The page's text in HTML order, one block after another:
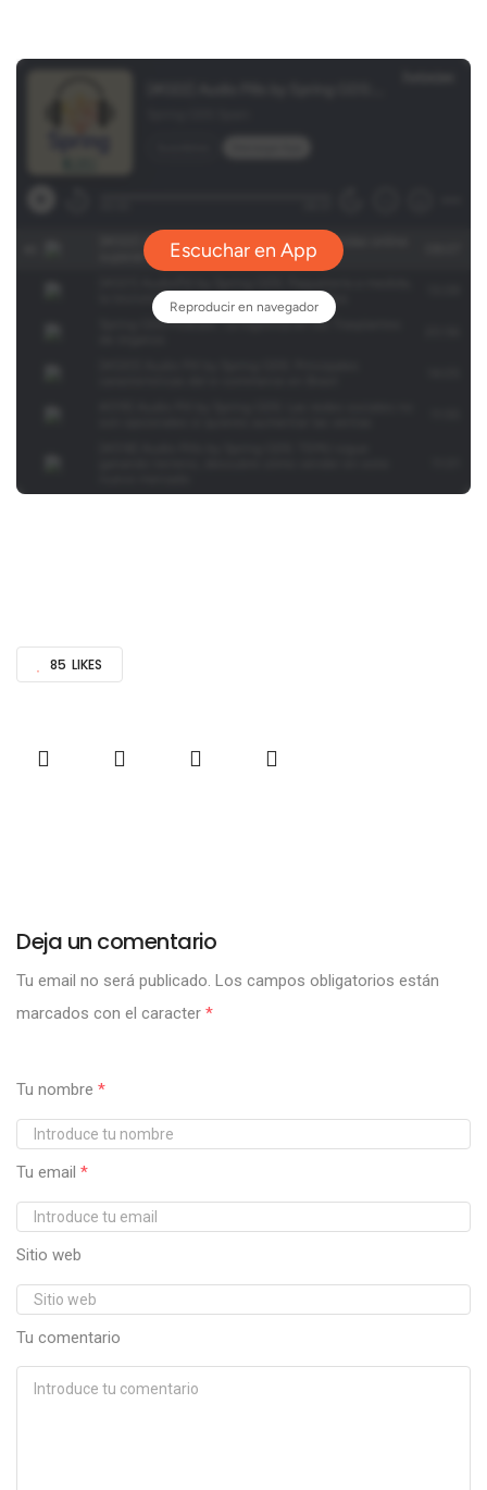
85 LIKES
Deja un comentario
Tu email no será publicado. Los campos obligatorios están
marcados con el caracter *
Tu nombre *
Tu email *
Sitio web
Tu comentario